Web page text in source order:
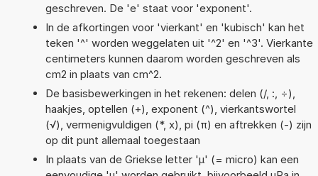
geschreven. De 'e' staat voor 'exponent'.
In de afkortingen voor 'vierkant' en 'kubisch' kan het
teken '^' worden weggelaten uit '^2' en '^3'. Vierkante
centimeters kunnen daarom worden geschreven als
cm2 in plaats van cm^2.
De basisbewerkingen in het rekenen: delen (/, :, ÷),
haakjes, optellen (+), exponent (^), vierkantswortel
(√), vermenigvuldigen (*, x), pi (π) en aftrekken (-) zijn
op dit punt allemaal toegestaan
In plaats van de Griekse letter 'µ' (= micro) kan een